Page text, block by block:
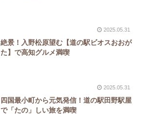
2025.05.31
絶景！入野松原望む【道の駅ビオスおおが
た】で高知グルメ満喫
2025.05.31
四国最小町から元気発信！道の駅田野駅屋
で「たの」しい旅を満喫